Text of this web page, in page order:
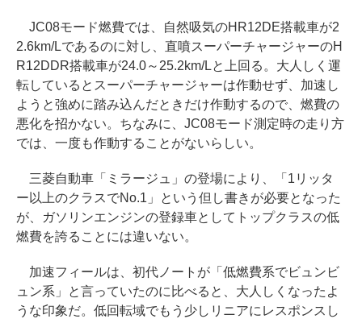
JC08モード燃費では、自然吸気のHR12DE搭載車が2
2.6km/Lであるのに対し、直噴スーパーチャージャーのH
R12DDR搭載車が24.0～25.2km/Lと上回る。大人しく運
転しているとスーパーチャージャーは作動せず、加速し
ようと強めに踏み込んだときだけ作動するので、燃費の
悪化を招かない。ちなみに、JC08モード測定時の走り方
では、一度も作動することがないらしい。
三菱自動車「ミラージュ」の登場により、「1リッタ
ー以上のクラスでNo.1」という但し書きが必要となった
が、ガソリンエンジンの登録車としてトップクラスの低
燃費を誇ることには違いない。
加速フィールは、初代ノートが「低燃費系でビュンビ
ュン系」と言っていたのに比べると、大人しくなったよ
うな印象だ。低回転域でもう少しリニアにレスポンスし